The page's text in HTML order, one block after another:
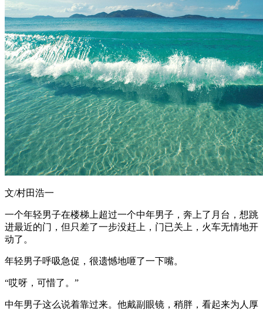
文/村田浩一
一个年轻男子在楼梯上超过一个中年男子，奔上了月台，想跳
进最近的门，但只差了一步没赶上，门已关上，火车无情地开
动了。
年轻男子呼吸急促，很遗憾地咂了一下嘴。
“哎呀，可惜了。”
中年男子这么说着靠过来。他戴副眼镜，稍胖，看起来为人厚